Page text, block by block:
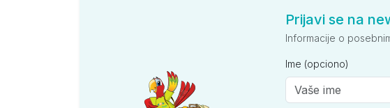
Prijavi se na
Informacije o
Ime (opciono)